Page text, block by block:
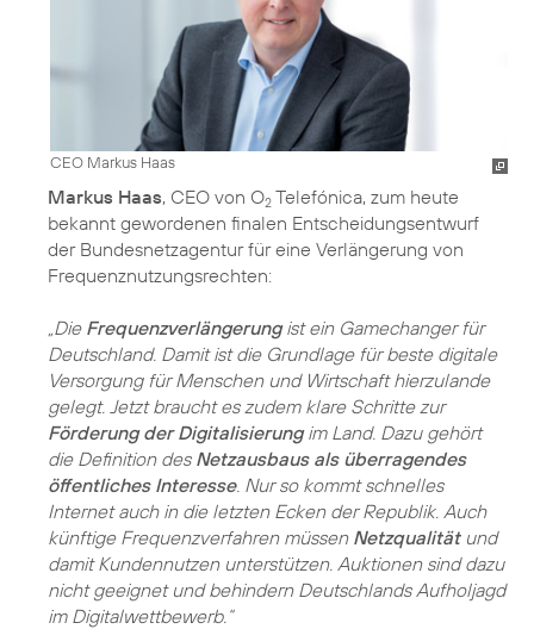
CEO Markus Haas
Markus Haas, CEO von O2 Telefónica, zum heute
bekannt gewordenen finalen Entscheidungsentwurf
der Bundesnetzagentur für eine Verlängerung von
Frequenznutzungsrechten:
„Die Frequenzverlängerungist ein Gamechanger für
Deutschland. Damit ist die Grundlage für beste digitale
Versorgung für Menschen und Wirtschaft hierzulande
gelegt. Jetzt braucht es zudem klare Schritte zur
Förderung der Digitalisierungim Land. Dazu gehört
die Definition des Netzausbaus als überragendes
öffentliches Interesse. Nur so kommt schnelles
Internet auch in die letzten Ecken der Republik. Auch
künftige Frequenzverfahren müssen Netzqualitätund
damit Kundennutzen unterstützen. Auktionen sind dazu
nicht geeignet und behindern Deutschlands Aufholjagd
im Digitalwettbewerb.“